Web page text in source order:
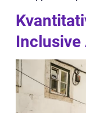
Inclusive